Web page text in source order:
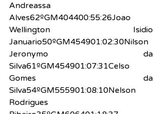
Andreassa
Alves62ºGM404400:55:26Joao
Wellington Isidio
Januario50ºGM454901:02:30Nilson
Jeronymo da
Silva61ºGM454901:07:31Celso
Gomes da
Silva54ºGM555901:08:10Nelson
Rodrigues